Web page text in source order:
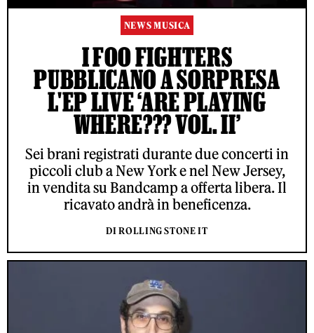
NEWS MUSICA
I FOO FIGHTERS
PUBBLICANO A SORPRESA
L'EP LIVE ‘ARE PLAYING
WHERE??? VOL. II’
Sei brani registrati durante due concerti in
piccoli club a New York e nel New Jersey,
in vendita su Bandcamp a offerta libera. Il
ricavato andrà in beneficenza.
DI ROLLING STONE IT